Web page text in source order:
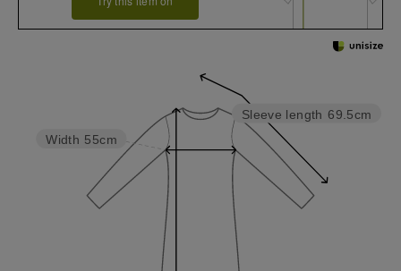
Sleeve length 69.5cm
Width 55cm